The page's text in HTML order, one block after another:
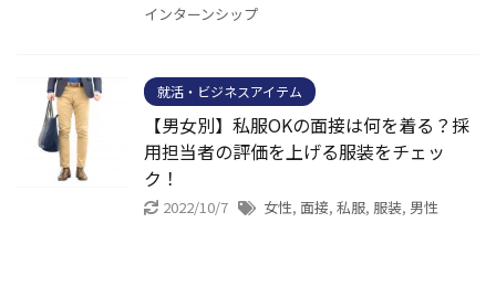
インターンシップ
就活・ビジネスアイテム
【男女別】私服OKの面接は何を着る？採
用担当者の評価を上げる服装をチェッ
ク！
2022/10/7 女性, 面接, 私服, 服装, 男性